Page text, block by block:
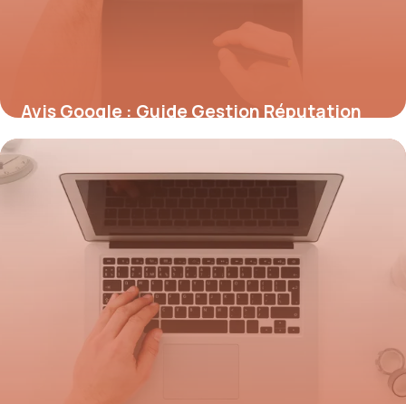
Avis Google : Guide Gestion Réputation
2026
6 juillet 2026